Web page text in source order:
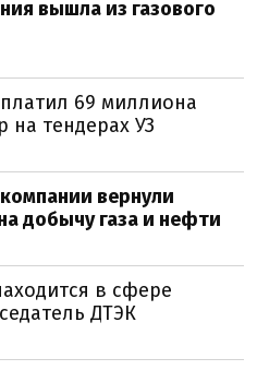
вышла из газового
69 миллиона
на тендерах УЗ
вернули
добычу газа и нефти
в сфере
ДТЭК